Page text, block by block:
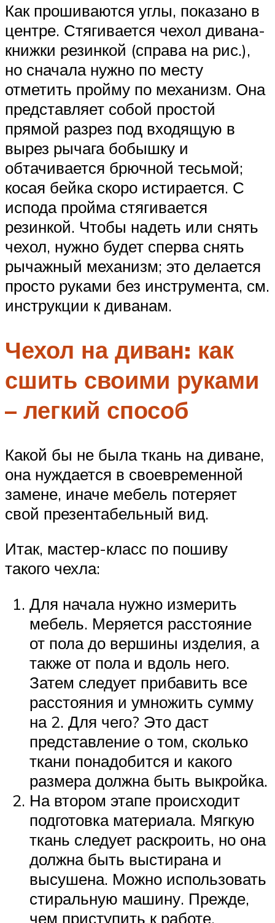
Как прошиваются углы, показано в
центре. Стягивается чехол дивана-
книжки резинкой (справа на рис.),
но сначала нужно по месту
отметить пройму по механизм. Она
представляет собой простой
прямой разрез под входящую в
вырез рычага бобышку и
обтачивается брючной тесьмой;
косая бейка скоро истирается. С
испода пройма стягивается
резинкой. Чтобы надеть или снять
чехол, нужно будет сперва снять
рычажный механизм; это делается
просто руками без инструмента, см.
инструкции к диванам.
Чехол на диван: как
сшить своими руками
– легкий способ
Какой бы не была ткань на диване,
она нуждается в своевременной
замене, иначе мебель потеряет
свой презентабельный вид.
Итак, мастер-класс по пошиву
такого чехла:
Для начала нужно измерить
мебель. Меряется расстояние
от пола до вершины изделия, а
также от пола и вдоль него.
Затем следует прибавить все
расстояния и умножить сумму
на 2. Для чего? Это даст
представление о том, сколько
ткани понадобится и какого
размера должна быть выкройка.
На втором этапе происходит
подготовка материала. Мягкую
ткань следует раскроить, но она
должна быть выстирана и
высушена. Можно использовать
стиральную машину. Прежде,
чем приступить к работе,